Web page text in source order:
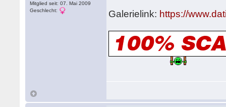
Mitglied seit: 07. Mai 2009
Geschlecht:
Galerielink: https://